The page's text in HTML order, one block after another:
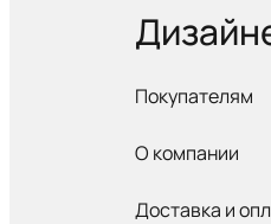
Покупателям
О компании
Доставка и